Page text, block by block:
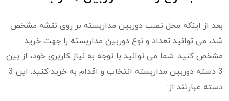
بعد از اینکه محل نصب دوربین مداربسته بر روی نقشه مشخص
شد، می توانید تعداد و نوع دوربین مداربسته را جهت خرید
مشخص کنید. شما می توانید با توجه به نیاز کاربری خود، از بین
3 دسته دوربین مداربسته انتخاب و اقدام به خرید کنید. این 3
دسته عبارتند از: